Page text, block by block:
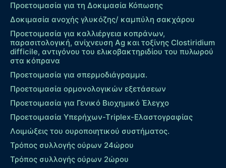
Προετοιμασία για τη Δοκιμασία Κόπωσης
Δοκιμασία ανοχής γλυκόζης/ καμπύλη σακχάρου
Προετοιμασία για καλλιέργεια κοπράνων,
παρασιτολογική, ανίχνευση Ag και τοξίνης Clostiridium
difficile, αντιγόνου του ελικοβακτηριδίου του πυλωρού
στα κόπρανα
Προετοιμασία για σπερμοδιάγραμμα.
Προετοιμασία ορμονολογικών εξετάσεων
Προετοιμασία για Γενικό Βιοχημικό Έλεγχο
Προετοιμασία Υπερήχων-Τriplex-Ελαστογραφίας
Λοιμώξεις του ουροποιητικού συστήματος.
Τρόπος συλλογής ούρων 24ώρου
Τρόπος συλλογής ούρων 2ώρου